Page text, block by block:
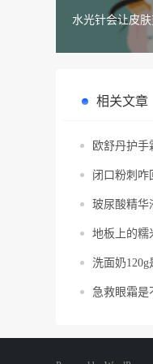
水光针会让皮
相关文章
欧舒丹护手
闭口粉刺咋
玻尿酸精华
地板上的糯
洗面奶120g
急救眼霜是